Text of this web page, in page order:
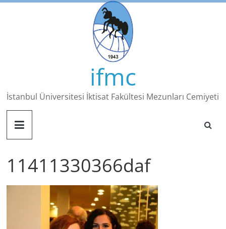
Skip
ifmc
İstanbul Üniversitesi İktisat Fakültesi Mezunları Cemiyeti
11411330366daf